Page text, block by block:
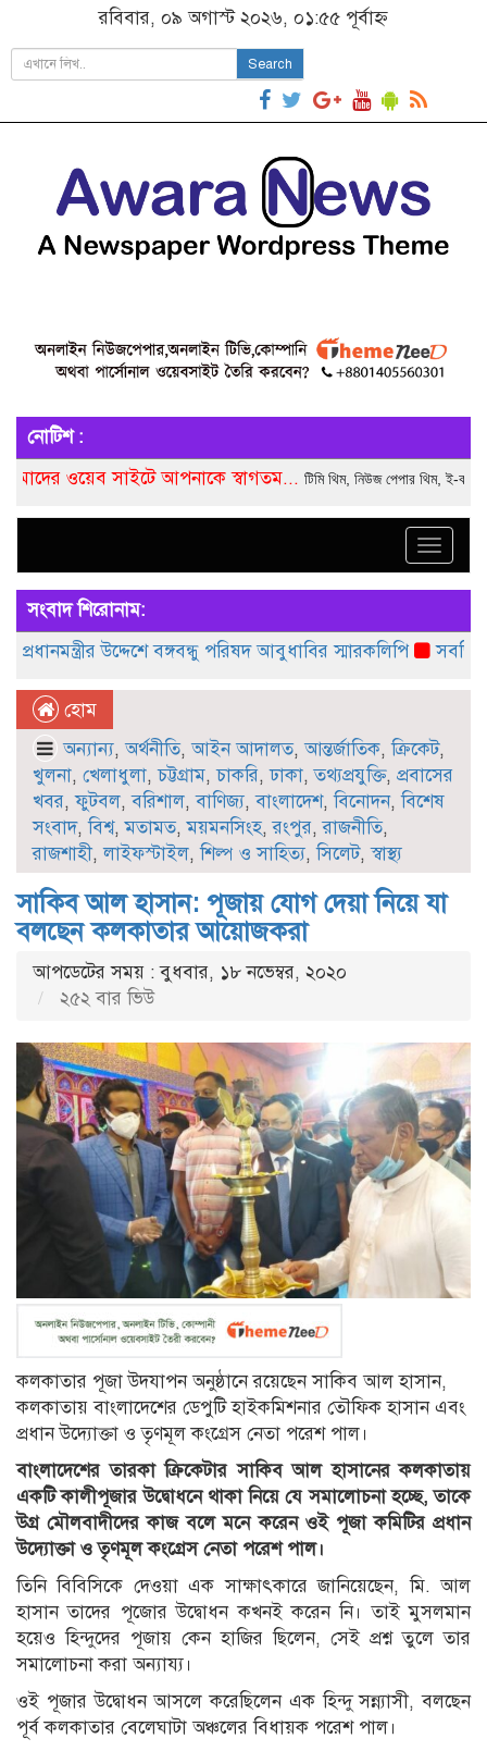
রবিবার, ০৯ অগাস্ট ২০২৬, ০১:৫৫ পূর্বাহ্ন
Search
নোটিশ :
সাইটে আপনাকে স্বাগতম...টিমি থিম, নিউজ পেপার থিম, ই-কমার্স থিম,
Toggle
সংবাদ শিরোনাম:
উদ্দেশে বঙ্গবন্ধু পরিষদ আবুধাবির স্মারকলিপি
সবজিতে
হোম
অন্যান্য,অর্থনীতি,আইন আদালত,আন্তর্জাতিক,ক্রিকেট,
খুলনা, খেলাধুলা,চট্টগ্রাম,চাকরি,ঢাকা,তথ্যপ্রযুক্তি, প্রবাসের
খবর,ফুটবল,বরিশাল,বাণিজ্য,বাংলাদেশ,বিনোদন,বিশেষ
সংবাদ,বিশ্ব,মতামত,ময়মনসিংহ,রংপুর,রাজনীতি,
রাজশাহী,লাইফস্টাইল,শিল্প ও সাহিত্য,সিলেট,স্বাস্থ্য
সাকিব আল হাসান: পূজায় যোগ দেয়া নিয়ে যা
বলছেন কলকাতার আয়োজকরা
আপডেটের সময় : বুধবার, ১৮ নভেম্বর, ২০২০
২৫২ বার ভিউ
কলকাতার পূজা উদযাপন অনুষ্ঠানে রয়েছেন সাকিব আল হাসান,
কলকাতায় বাংলাদেশের ডেপুটি হাইকমিশনার তৌফিক হাসান এবং
প্রধান উদ্যোক্তা ও তৃণমূল কংগ্রেস নেতা পরেশ পাল।
বাংলাদেশের তারকা ক্রিকেটার সাকিব আল হাসানের কলকাতায়
একটি কালীপূজার উদ্বোধনে থাকা নিয়ে যে সমালোচনা হচ্ছে, তাকে
উগ্র মৌলবাদীদের কাজ বলে মনে করেন ওই পূজা কমিটির প্রধান
উদ্যোক্তা ও তৃণমূল কংগ্রেস নেতা পরেশ পাল।
তিনি বিবিসিকে দেওয়া এক সাক্ষাৎকারে জানিয়েছেন, মি. আল
হাসান তাদের পূজোর উদ্বোধন কখনই করেন নি। তাই মুসলমান
হয়েও হিন্দুদের পূজায় কেন হাজির ছিলেন, সেই প্রশ্ন তুলে তার
সমালোচনা করা অন্যায্য।
ওই পূজার উদ্বোধন আসলে করেছিলেন এক হিন্দু সন্ন্যাসী, বলছেন
পূর্ব কলকাতার বেলেঘাটা অঞ্চলের বিধায়ক পরেশ পাল।